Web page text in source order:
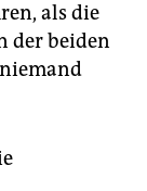
als die
der beiden